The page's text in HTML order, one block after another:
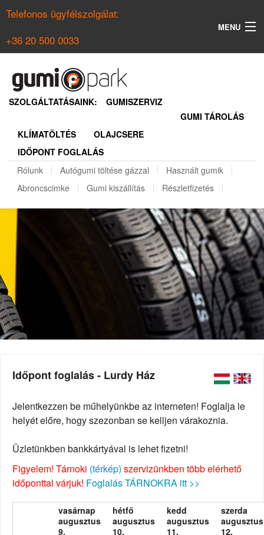
Telefonos ügyfélszolgálat:
+36 20 500 0033
MENU
NYÁRI GUMI KERESŐ
REGISZTRÁCIÓ
SZOLGÁLTATÁSAINK:
GUMISZERVIZ
GUMI TÁROLÁS
KLÍMATÖLTÉS
OLAJCSERE
IDŐPONT FOGLALÁS
Rólunk
Autógumi töltése gázzal
Használt gumik
Abroncscimke
Gumi kiszállítás Részletfizetés
Időpont foglalás - Lurdy Ház
Jelentkezzen be műhelyünkbe az interneten! Foglalja le
helyét előre, hogy szezonban se kelljen várakoznia.
Üzletünkben bankkártyával is lehet fizetni!
Figyelem! Tárnoki (térkép) szervizünkben több elérhető
időponttal várjuk! Foglalás TÁRNOKRA itt >>
vasárnap
augusztus
9.
hétfő
augusztus
10.
kedd
augusztus
11.
szerda
augusztus
12.